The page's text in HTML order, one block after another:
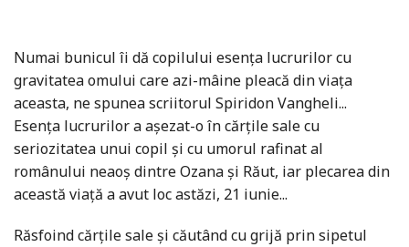
Numai bunicul îi dă copilului esenţa lucrurilor cu
gravitatea omului care azi-mâine pleacă din viaţa
aceasta, ne spunea scriitorul Spiridon Vangheli...
Esența lucrurilor a așezat-o în cărțile sale cu
seriozitatea unui copil și cu umorul rafinat al
românului neaoș dintre Ozana și Răut, iar plecarea din
această viață a avut loc astăzi, 21 iunie...
Răsfoind cărțile sale și căutând cu grijă prin sipetul